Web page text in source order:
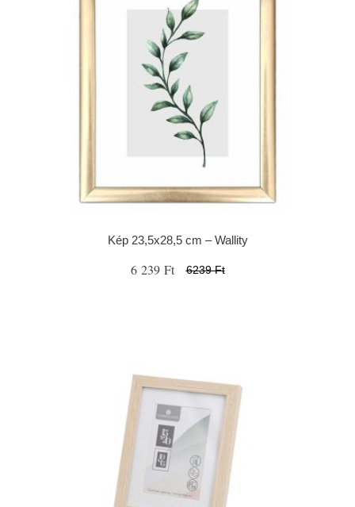
Kép 23,5x28,5 cm – Wallity
6 239 Ft 6239 Ft